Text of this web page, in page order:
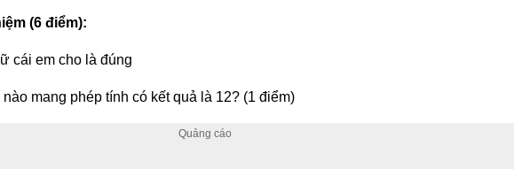
(6 điểm):
cái em cho là đúng
nào mang phép tính có kết quả là 12? (1 điểm)